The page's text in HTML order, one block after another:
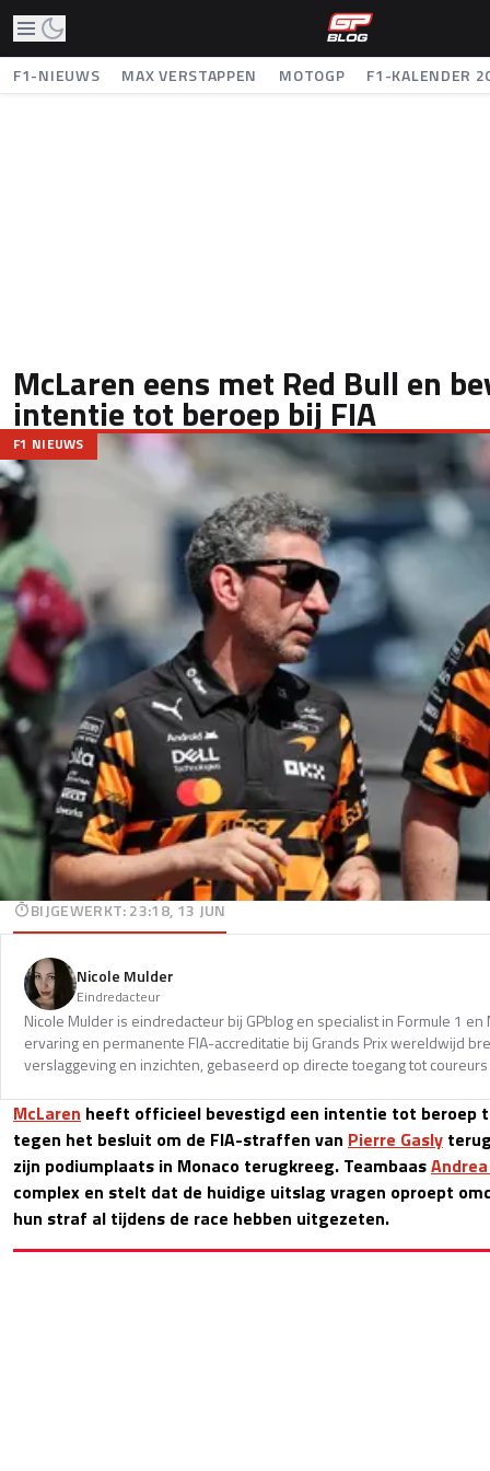
F1-NIEUWS MAX VERSTAPPEN MOTOGP F1-KALENDER
McLaren eens met Red Bull en
intentie tot beroep bij FIA
F1 NIEUWS
BIJGEWERKT:23:18, 13 JUN
Nicole Mulder
Eindredacteur
Nicole Mulder is eindredacteur bij GPblog en specialist in Formule 1 en
ervaring en permanente FIA-accreditatie bij Grands Prix wereldwijd
verslaggeving en inzichten, gebaseerd op directe toegang tot
McLaren heeft officieel bevestigd een intentie tot beroep
tegen het besluit om de FIA-straffen van Pierre Gasly
zijn podiumplaats in Monaco terugkreeg. Teambaas
complex en stelt dat de huidige uitslag vragen oproept
hun straf al tijdens de race hebben uitgezeten.